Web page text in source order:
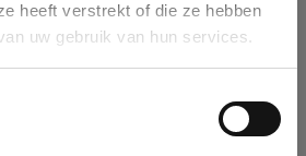
heeft verstrekt of die ze hebben
uw gebruik van hun services.
in our database by name, VAT or
is selected it will auto-complete the
company in our database, you can create